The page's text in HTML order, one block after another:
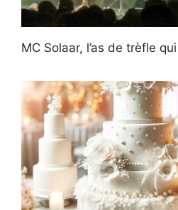
MC Solaar, l’as de trèfle